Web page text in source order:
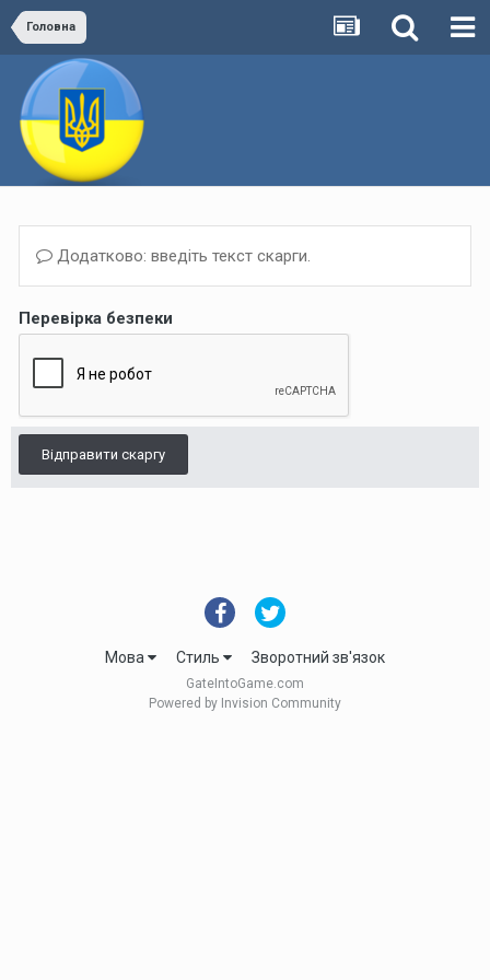
Головна
Додатково: введіть текст скарги.
Перевірка безпеки
Відправити скаргу
Мова Стиль Зворотний зв'язок
GateIntoGame.com
Powered by Invision Community